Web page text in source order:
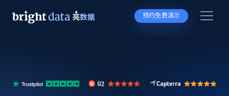
预约免费演示